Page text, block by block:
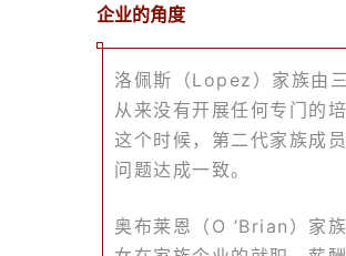
企业的角度
洛佩斯（Lopez）家族由
从来没有开展任何专门的
这个时候，第二代家族成
问题达成一致。
奥布莱恩（O ’Brian）家